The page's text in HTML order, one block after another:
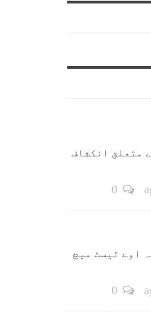
متعلق انکشاف
مرتبہ اوے ٹیسٹ میچ